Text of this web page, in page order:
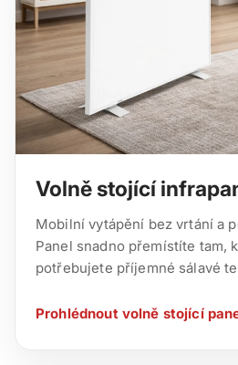
Volně stojící
Mobilní vytápění bez vrtání a
Panel snadno přemístíte tam,
potřebujete příjemné sálavé
Prohlédnout volně stojící